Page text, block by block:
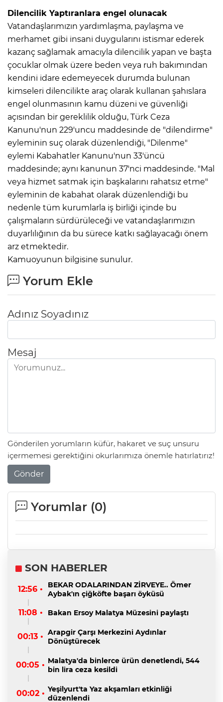
Dilencilik Yaptıranlara engel olunacak
Vatandaşlarımızın yardımlaşma, paylaşma ve
merhamet gibi insani duygularını istismar ederek
kazanç sağlamak amacıyla dilencilik yapan ve başta
çocuklar olmak üzere beden veya ruh bakımından
kendini idare edemeyecek durumda bulunan
kimseleri dilencilikte araç olarak kullanan şahıslara
engel olunmasının kamu düzeni ve güvenliği
açısından bir gereklilik olduğu, Türk Ceza
Kanunu'nun 229'uncu maddesinde de "dilendirme"
eyleminin suç olarak düzenlendiği, "Dilenme"
eylemi Kabahatler Kanunu'nun 33'üncü
maddesinde; aynı kanunun 37'nci maddesinde. "Mal
veya hizmet satmak için başkalarını rahatsız etme"
eyleminin de kabahat olarak düzenlendiği bu
nedenle tüm kurumlarla iş birliği içinde bu
çalışmaların sürdürüleceği ve vatandaşlarımızın
duyarlılığının da bu sürece katkı sağlayacağı önem
arz etmektedir.
Kamuoyunun bilgisine sunulur.
Yorum Ekle
Adınız Soyadınız
Mesaj
Gönderilen yorumların küfür, hakaret ve suç unsuru
içermemesi gerektiğini okurlarımıza önemle hatırlatırız!
Gönder
Yorumlar (0)
SON HABERLER
12:56 •
BEKAR ODALARINDAN ZİRVEYE.. Ömer
Aybak'ın çiğköfte başarı öyküsü
11:08 • Bakan Ersoy Malatya Müzesini paylaştı
00:13 • Arapgir Çarşı Merkezini Aydınlar
Dönüştürecek
00:05 • Malatya'da binlerce ürün denetlendi, 544
bin lira ceza kesildi
00:02 • Yeşilyurt'ta Yaz akşamları etkinliği
düzenlendi